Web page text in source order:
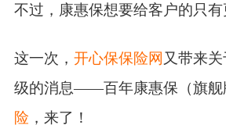
不过，康惠保想要给客户的只有
这一次， 开心保保险网又带来
级的消息——百年康惠保（旗舰
险 ，来了！